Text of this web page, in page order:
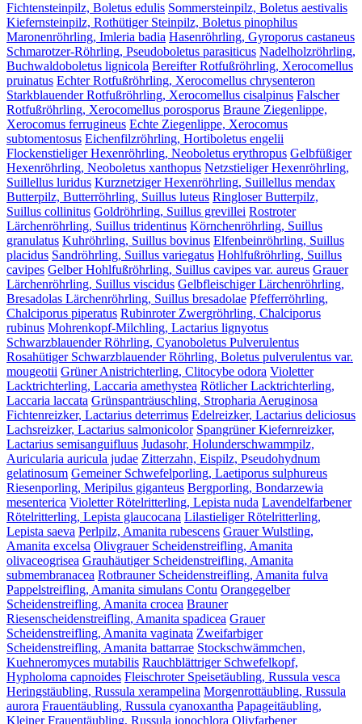
Fichtensteinpilz, Boletus edulis Sommersteinpilz, Boletus aestivalis
Kiefernsteinpilz, Rothütiger Steinpilz, Boletus pinophilus
Maronenröhrling, Imleria badia Hasenröhrling, Gyroporus castaneus
Schmarotzer-Röhrling, Pseudoboletus parasiticus Nadelholzröhrling,
Buchwaldoboletus lignicola Bereifter Rotfußröhrling, Xerocomellus
pruinatus Echter Rotfußröhrling, Xerocomellus chrysenteron
Starkblauender Rotfußröhrling, Xerocomellus cisalpinus Falscher
Rotfußröhrling, Xerocomellus porosporus Braune Ziegenlippe,
Xerocomus ferrugineus Echte Ziegenlippe, Xerocomus
subtomentosus Eichenfilzröhrling, Hortiboletus engelii
Flockenstieliger Hexenröhrling, Neoboletus erythropus Gelbfüßiger
Hexenröhrling, Neoboletus xanthopus Netzstieliger Hexenröhrling,
Suillellus luridus Kurznetziger Hexenröhrling, Suillellus mendax
Butterpilz, Butterröhrling, Suillus luteus Ringloser Butterpilz,
Suillus collinitus Goldröhrling, Suillus grevillei Rostroter
Lärchenröhrling, Suillus tridentinus Körnchenröhrling, Suillus
granulatus Kuhröhrling, Suillus bovinus Elfenbeinröhrling, Suillus
placidus Sandröhrling, Suillus variegatus Hohlfußröhrling, Suillus
cavipes Gelber Hohlfußröhrling, Suillus cavipes var. aureus Grauer
Lärchenröhrling, Suillus viscidus Gelbfleischiger Lärchenröhrling,
Bresadolas Lärchenröhrling, Suillus bresadolae Pfefferröhrling,
Chalciporus piperatus Rubinroter Zwergröhrling, Chalciporus
rubinus Mohrenkopf-Milchling, Lactarius lignyotus
Schwarzblauender Röhrling, Cyanoboletus Pulverulentus
Rosahütiger Schwarzblauender Röhrling, Boletus pulverulentus var.
mougeotii Grüner Anistrichterling, Clitocybe odora Violetter
Lacktrichterling, Laccaria amethystea Rötlicher Lacktrichterling,
Laccaria laccata Grünspanträuschling, Stropharia Aeruginosa
Fichtenreizker, Lactarius deterrimus Edelreizker, Lactarius deliciosus
Lachsreizker, Lactarius salmonicolor Spangrüner Kiefernreizker,
Lactarius semisanguifluus Judasohr, Holunderschwammpilz,
Auricularia auricula judae Zitterzahn, Eispilz, Pseudohydnum
gelatinosum Gemeiner Schwefelporling, Laetiporus sulphureus
Riesenporling, Meripilus giganteus Bergporling, Bondarzewia
mesenterica Violetter Rötelritterling, Lepista nuda Lavendelfarbener
Rötelritterling, Lepista glaucocana Lilastieliger Rötelritterling,
Lepista saeva Perlpilz, Amanita rubescens Grauer Wulstling,
Amanita excelsa Olivgrauer Scheidenstreifling, Amanita
olivaceogrisea Grauhäutiger Scheidenstreifling, Amanita
submembranacea Rotbrauner Scheidenstreifling, Amanita fulva
Pappelstreifling, Amanita simulans Contu Orangegelber
Scheidenstreifling, Amanita crocea Brauner
Riesenscheidenstreifling, Amanita spadicea Grauer
Scheidenstreifling, Amanita vaginata Zweifarbiger
Scheidenstreifling, Amanita battarrae Stockschwämmchen,
Kuehneromyces mutabilis Rauchblättriger Schwefelkopf,
Hypholoma capnoides Fleischroter Speisetäubling, Russula vesca
Heringstäubling, Russula xerampelina Morgenrottäubling, Russula
aurora Frauentäubling, Russula cyanoxantha Papageitäubling,
Kleiner Frauentäubling, Russula ionochlora Olivfarbener